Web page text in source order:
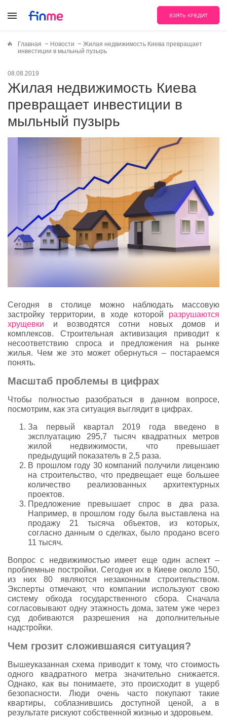
ВЗЯТЬ КРЕДИТ
Главная Новости
Жилая недвижимость Киева превращает
инвестиции в мыльный пузырь
08.08.2019
Жилая недвижимость Киева
превращает инвестиции в
мыльный пузырь
Сегодня в столице можно наблюдать массовую
застройку территории, в ходе которой разрушаются
хрущевки и возводятся сотни новых домов и
комплексов. Строительная активизация приводит к
несоответствию спроса и предложения на рынке
жилья. Чем же это может обернуться – постараемся
понять.
Масштаб проблемы в цифрах
Чтобы полностью разобраться в данном вопросе,
посмотрим, как эта ситуация выглядит в цифрах.
За первый квартал 2019 года введено в
эксплуатацию 295,7 тысяч квадратных метров
жилой недвижимости, что превышает
предыдущий показатель в 2,5 раза.
В прошлом году 30 компаний получили лицензию
на строительство, что предвещает еще большее
количество реализованных архитектурных
проектов.
Предложение превышает спрос в два раза.
Например, в прошлом году была выставлена на
продажу 21 тысяча объектов, из которых,
согласно данным о сделках, было продано всего
11 тысяч.
Вопрос с недвижимостью имеет еще один аспект –
проблемные постройки. Сегодня их в Киеве около 150,
из них 80 являются незаконным строительством.
Эксперты отмечают, что компании используют свою
систему обхода государственного сбора. Сначала
согласовывают одну этажность дома, затем уже через
суд добиваются разрешения на дополнительные
надстройки.
Чем грозит сложившаяся ситуация?
Вышеуказанная схема приводит к тому, что стоимость
одного квадратного метра значительно снижается.
Однако, как вы понимаете, это происходит в ущерб
безопасности. Люди очень часто покупают такие
квартиры, соблазнившись доступной ценой, а в
результате рискуют собственной жизнью и здоровьем.